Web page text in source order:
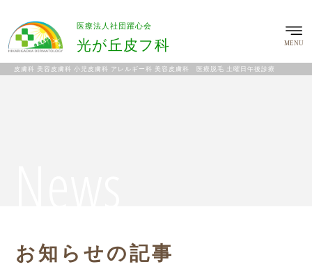
皮膚科 美容皮膚科 小児皮膚科 アレルギー科 美容皮膚科 医療脱毛 土曜日午後診療
医療法人社団躍心会
光が丘皮フ科 MENU
お知らせの記事